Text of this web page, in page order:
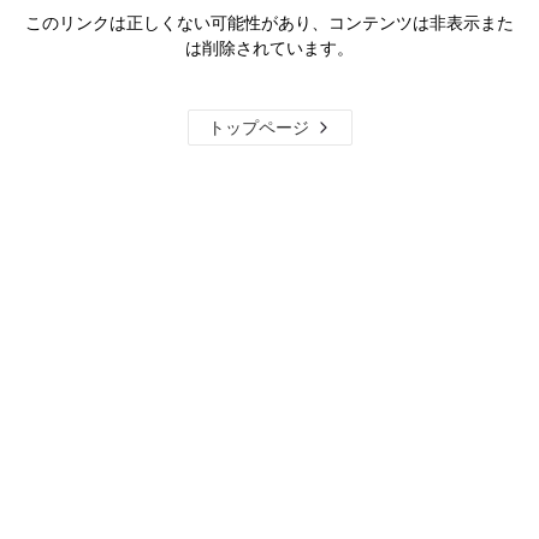
このリンクは正しくない可能性があり、コンテンツは非表示また
は削除されています。
トップページ